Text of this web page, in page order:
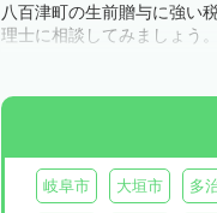
八百津町の生前贈与に強い
理士に相談してみましょう。
岐阜市 大垣市 多